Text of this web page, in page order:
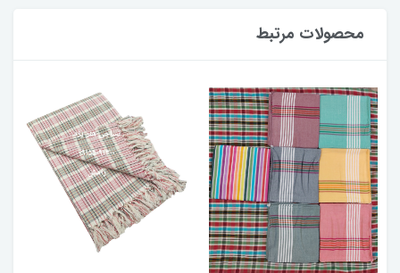
محصولات مرتبط